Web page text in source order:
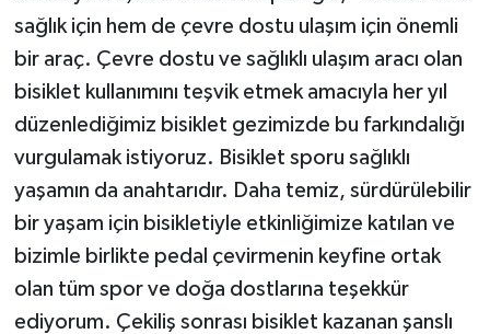
sağlık için hem de çevre dostu ulaşım için önemli
bir araç. Çevre dostu ve sağlıklı ulaşım aracı olan
bisiklet kullanımını teşvik etmek amacıyla her yıl
düzenlediğimiz bisiklet gezimizde bu farkındalığı
vurgulamak istiyoruz. Bisiklet sporu sağlıklı
yaşamın da anahtarıdır. Daha temiz, sürdürülebilir
bir yaşam için bisikletiyle etkinliğimize katılan ve
bizimle birlikte pedal çevirmenin keyfine ortak
olan tüm spor ve doğa dostlarına teşekkür
ediyorum. Çekiliş sonrası bisiklet kazanan şanslı